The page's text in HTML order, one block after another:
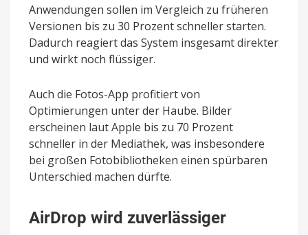
Anwendungen sollen im Vergleich zu früheren
Versionen bis zu 30 Prozent schneller starten.
Dadurch reagiert das System insgesamt direkter
und wirkt noch flüssiger.
Auch die Fotos-App profitiert von
Optimierungen unter der Haube. Bilder
erscheinen laut Apple bis zu 70 Prozent
schneller in der Mediathek, was insbesondere
bei großen Fotobibliotheken einen spürbaren
Unterschied machen dürfte.
AirDrop wird zuverlässiger